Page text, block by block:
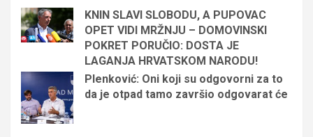
KNIN SLAVI SLOBODU, A PUPOVAC
OPET VIDI MRŽNJU – DOMOVINSKI
POKRET PORUČIO: DOSTA JE
LAGANJA HRVATSKOM NARODU!
Plenković: Oni koji su odgovorni za to
da je otpad tamo završio odgovarat će